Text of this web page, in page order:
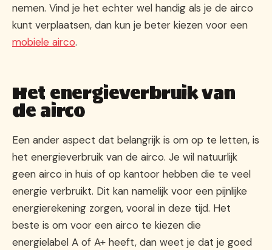
nemen. Vind je het echter wel handig als je de airco
kunt verplaatsen, dan kun je beter kiezen voor een
mobiele airco.
Het energieverbruik van
de airco
Een ander aspect dat belangrijk is om op te letten, is
het energieverbruik van de airco. Je wil natuurlijk
geen airco in huis of op kantoor hebben die te veel
energie verbruikt. Dit kan namelijk voor een pijnlijke
energierekening zorgen, vooral in deze tijd. Het
beste is om voor een airco te kiezen die
energielabel A of A+ heeft, dan weet je dat je goed